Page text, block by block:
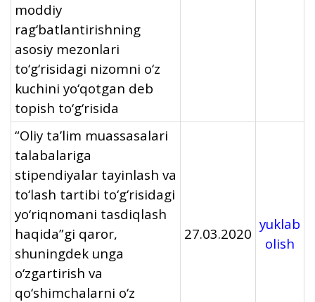
moddiy
rag‘batlantirishning
asosiy mezonlari
to‘g‘risidagi nizomni o‘z
kuchini yo‘qotgan deb
topish to‘g‘risida
“Oliy ta’lim muassasalari
talabalariga
stipendiyalar tayinlash va
to‘lash tartibi to‘g‘risidagi
yo‘riqnomani tasdiqlash
haqida”gi qaror,
shuningdek unga
o‘zgartirish va
qo‘shimchalarni o‘z
27.03.2020
yuklab
olish